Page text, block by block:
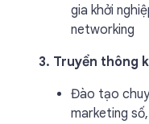
gia khởi
networking
3. Truyền thông
Đào tạo
marketing